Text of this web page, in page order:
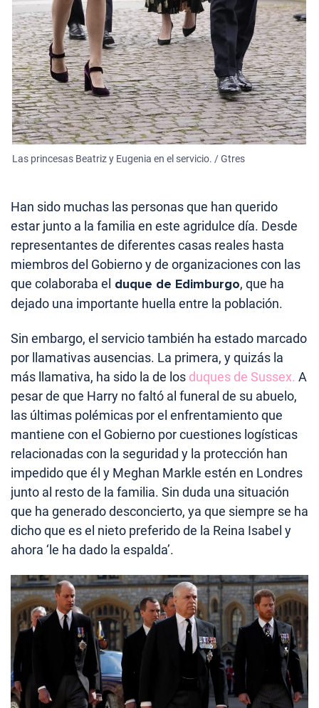
Las princesas Beatriz y Eugenia en el servicio. / Gtres
Han sido muchas las personas que han querido
estar junto a la familia en este agridulce día. Desde
representantes de diferentes casas reales hasta
miembros del Gobierno y de organizaciones con las
que colaboraba el duque de Edimburgo, que ha
dejado una importante huella entre la población.
Sin embargo, el servicio también ha estado marcado
por llamativas ausencias. La primera, y quizás la
más llamativa, ha sido la de los duques de Sussex. A
pesar de que Harry no faltó al funeral de su abuelo,
las últimas polémicas por el enfrentamiento que
mantiene con el Gobierno por cuestiones logísticas
relacionadas con la seguridad y la protección han
impedido que él y Meghan Markle estén en Londres
junto al resto de la familia. Sin duda una situación
que ha generado desconcierto, ya que siempre se ha
dicho que es el nieto preferido de la Reina Isabel y
ahora ‘le ha dado la espalda’.